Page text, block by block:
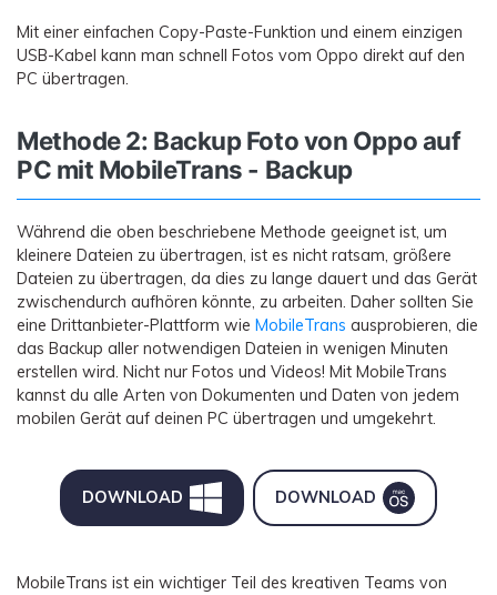
Mit einer einfachen Copy-Paste-Funktion und einem einzigen
USB-Kabel kann man schnell Fotos vom Oppo direkt auf den
PC übertragen.
Methode 2: Backup Foto von Oppo auf
PC mit MobileTrans - Backup
Während die oben beschriebene Methode geeignet ist, um
kleinere Dateien zu übertragen, ist es nicht ratsam, größere
Dateien zu übertragen, da dies zu lange dauert und das Gerät
zwischendurch aufhören könnte, zu arbeiten. Daher sollten Sie
eine Drittanbieter-Plattform wie MobileTrans ausprobieren, die
das Backup aller notwendigen Dateien in wenigen Minuten
erstellen wird. Nicht nur Fotos und Videos! Mit MobileTrans
kannst du alle Arten von Dokumenten und Daten von jedem
mobilen Gerät auf deinen PC übertragen und umgekehrt.
DOWNLOAD DOWNLOAD
MobileTrans ist ein wichtiger Teil des kreativen Teams von